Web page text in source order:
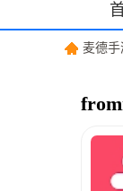
麦德手